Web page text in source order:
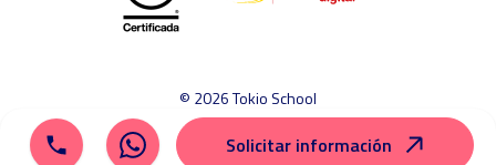
© 2026 Tokio School
Aviso legal
Política de cookies
Mapa del sitio
Canal ético
Solicitar información